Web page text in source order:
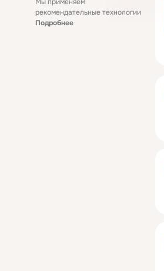
рекомендательные технологии
Подробнее